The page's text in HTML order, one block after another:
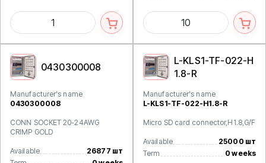
0430300008
Manufacturer's name
0430300008
CONN SOCKET 20-24AWG
CRIMP GOLD
Available
26877 шт
L-KLS1-TF-022-H
1.8-R
Manufacturer's name
L-KLS1-TF-022-H1.8-R
Micro SD card connector,H1.8,G/F
Available
25000 шт
Term
0 weeks